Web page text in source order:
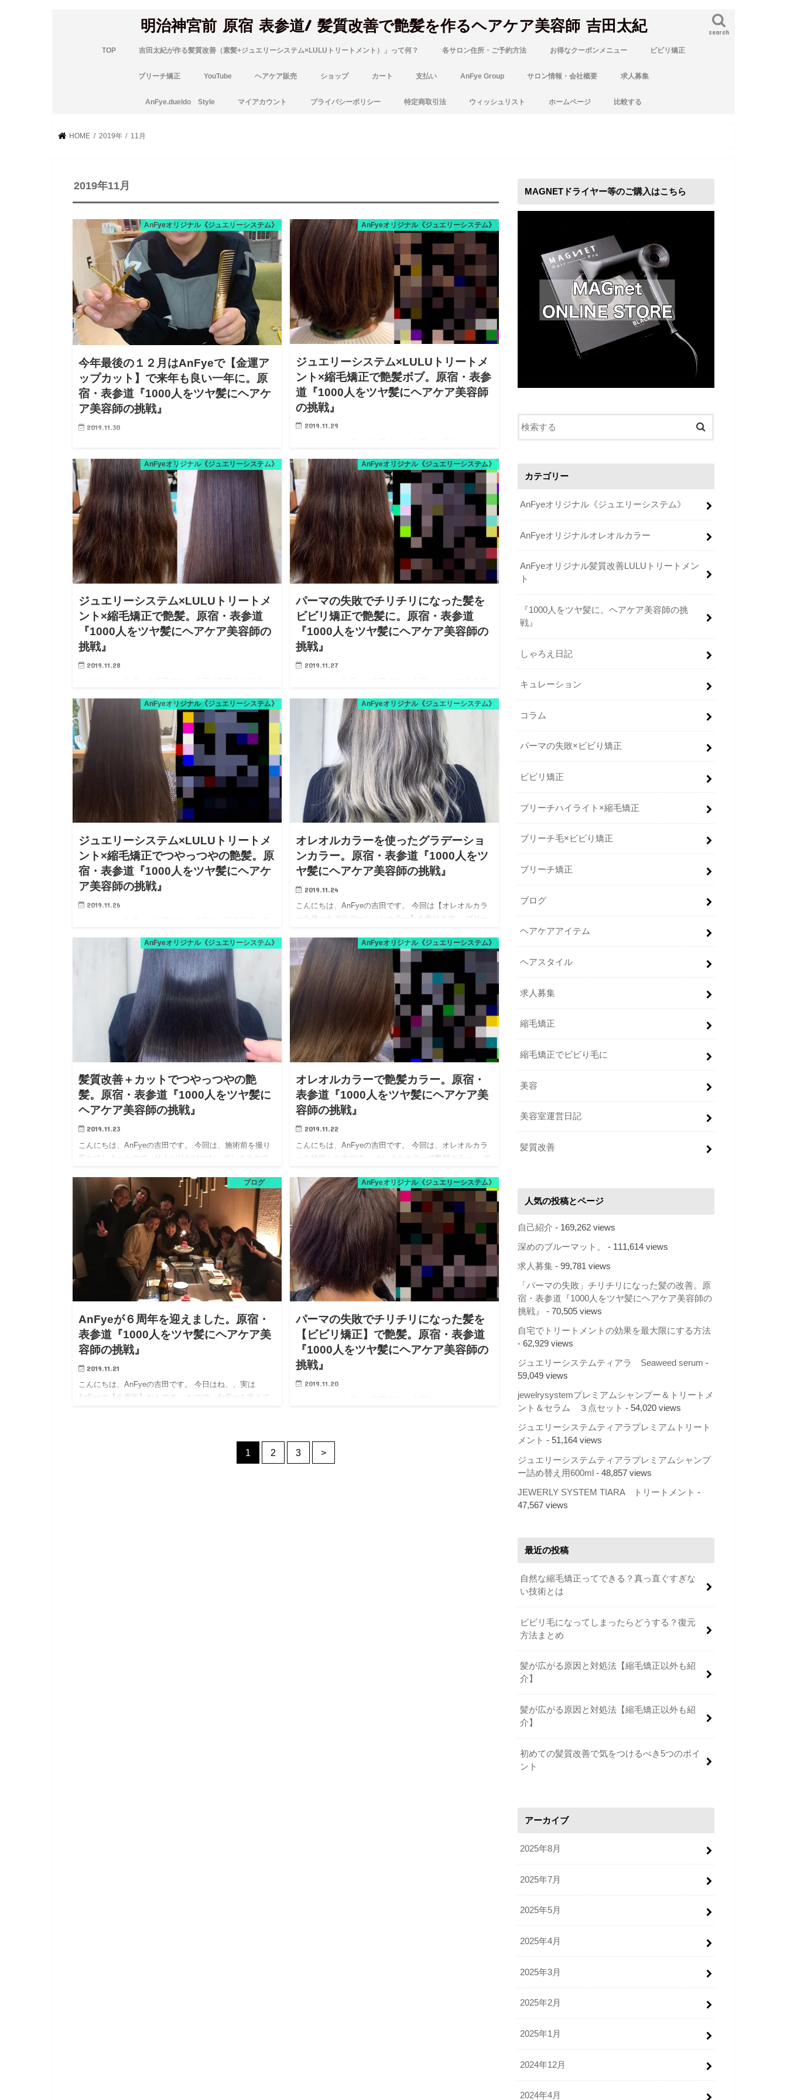
明治神宮前 原宿 表参道/ 髪質改善で艶髪を作るヘアケア美容師 吉田太紀 search
TOP 吉田太紀が作る髪質改善（素髪+ジュエリーシステム×LULUトリートメント）」って何？ 各サロン住所・ご予約方法 お得なクーポンメニュー ビビリ矯正
ブリーチ矯正 YouTube ヘアケア販売 ショップ カート 支払い AnFye Group サロン情報・会社概要 求人募集
AnFye.dueldo Style マイアカウント プライバシーポリシー 特定商取引法 ウィッシュリスト ホームページ 比較する
HOME 2019年 11月
2019年11月
AnFyeオリジナル《ジュエリーシステム》
今年最後の１２月はAnFyeで【金運ア
ップカット】で来年も良い一年に。原
宿・表参道『1000人をツヤ髪にヘアケ
ア美容師の挑戦』
2019.11.30
が！！ 美容師にとって、１２月はとても特別なもの。 一
年の集大成。そして、祭りのようなものです。 なので、
きた…
AnFyeオリジナル《ジュエリーシステム》
ジュエリーシステム×LULUトリートメ
ント×縮毛矯正で艶髪ボブ。原宿・表参
道『1000人をツヤ髪にヘアケア美容師
の挑戦』
2019.11.29
ジを優先しすぎるとくせ毛が伸びないし、くせ毛を優先
しすぎると毛先のダメージが気になる。。 じゃあ、どう
すればいい…
AnFyeオリジナル《ジュエリーシステム》
ジュエリーシステム×LULUトリートメ
ント×縮毛矯正で艶髪。原宿・表参道
『1000人をツヤ髪にヘアケア美容師の
挑戦』
2019.11.28
リーシステム×LULUトリートメント×縮毛矯正】をさせた
方のbefore afterになります。…
AnFyeオリジナル《ジュエリーシステム》
パーマの失敗でチリチリになった髪を
ビビリ矯正で艶髪に。原宿・表参道
『1000人をツヤ髪にヘアケア美容師の
挑戦』
2019.11.27
つくづく、パーマって難しい技術だなと思います。 カー
ルが強すぎると髪の状態によってチリチリになってしま
AnFyeオリジナル《ジュエリーシステム》
ジュエリーシステム×LULUトリートメ
ント×縮毛矯正でつやっつやの艶髪。原
宿・表参道『1000人をツヤ髪にヘアケ
ア美容師の挑戦』
2019.11.26
縮毛矯正でつやっつやの艶髪。 先ずは、ご来店時の状態
からどうぞ。 くせ毛はもちろんですが、毛先の方もパサ
AnFyeオリジナル《ジュエリーシステム》
オレオルカラーを使ったグラデーショ
ンカラー。原宿・表参道『1000人をツ
ヤ髪にヘアケア美容師の挑戦』
2019.11.24
こんにちは、AnFyeの吉田です。 今回は【オレオルカラ
ーを使ったグラデーションカラー】を作ります。 ブリー
がり、髪のダメージが気になりますよね。 オレオルカラ
ーなら、従…
AnFyeオリジナル《ジュエリーシステム》
髪質改善＋カットでつやっつやの艶
髪。原宿・表参道『1000人をツヤ髪に
ヘアケア美容師の挑戦』
2019.11.23
こんにちは、AnFyeの吉田です。 今回は、施術前を撮り
忘れてしまったので、仕上がりだけになってしまうので
ス＋ジュエリーシステム×LULUトリートメント)＋カッ
ト】でし…
AnFyeオリジナル《ジュエリーシステム》
オレオルカラーで艶髪カラー。原宿・
表参道『1000人をツヤ髪にヘアケア美
容師の挑戦』
2019.11.22
こんにちは、AnFyeの吉田です。 今回は、オレオルカラ
ーを施術した方です。 オレオルカラーで艶髪カラー。 で
退色してきたので、新たに染めます。 施術メニューは、
【カッ…
ブログ
AnFyeが６周年を迎えました。原宿・
表参道『1000人をツヤ髪にヘアケア美
容師の挑戦』
2019.11.21
こんにちは、AnFyeの吉田です。 今日はね、、実は
AnFyeの【６周年】なんです。 なので、AnFyeを支えて
AnFyeオリジナル《ジュエリーシステム》
パーマの失敗でチリチリになった髪を
【ビビリ矯正】で艶髪。原宿・表参道
『1000人をツヤ髪にヘアケア美容師の
挑戦』
2019.11.20
では…
1 2 3 >
MAGNETドライヤー等のご購入はこちら
カテゴリー
AnFyeオリジナル《ジュエリーシステム》
AnFyeオリジナルオレオルカラー
AnFyeオリジナル髪質改善LULUトリートメン
ト
『1000人をツヤ髪に。ヘアケア美容師の挑
戦』
しゃろえ日記
キュレーション
コラム
パーマの失敗×ビビり矯正
ビビリ矯正
ブリーチハイライト×縮毛矯正
ブリーチ毛×ビビり矯正
ブリーチ矯正
ブログ
ヘアケアアイテム
ヘアスタイル
求人募集
縮毛矯正
縮毛矯正でビビり毛に
美容
美容室運営日記
髪質改善
人気の投稿とページ
自己紹介 - 169,262 views
深めのブルーマット。 - 111,614 views
求人募集 - 99,781 views
「パーマの失敗」チリチリになった髪の改善。原
宿・表参道『1000人をツヤ髪にヘアケア美容師の
挑戦』
- 70,505 views
自宅でトリートメントの効果を最大限にする方法
- 62,929 views
ジュエリーシステムティアラ Seaweed serum -
59,049 views
jewelrysystemプレミアムシャンプー＆トリートメ
ント＆セラム ３点セット - 54,020 views
ジュエリーシステムティアラプレミアムトリート
メント - 51,164 views
ジュエリーシステムティアラプレミアムシャンプ
ー詰め替え用600ml - 48,857 views
JEWERLY SYSTEM TIARA トリートメント -
47,567 views
最近の投稿
自然な縮毛矯正ってできる？真っ直ぐすぎな
い技術とは
ビビリ毛になってしまったらどうする？復元
方法まとめ
髪が広がる原因と対処法【縮毛矯正以外も紹
介】
髪が広がる原因と対処法【縮毛矯正以外も紹
介】
初めての髪質改善で気をつけるべき5つのポイ
ント
アーカイブ
2025年8月
2025年7月
2025年5月
2025年4月
2025年3月
2025年2月
2025年1月
2024年12月
2024年4月